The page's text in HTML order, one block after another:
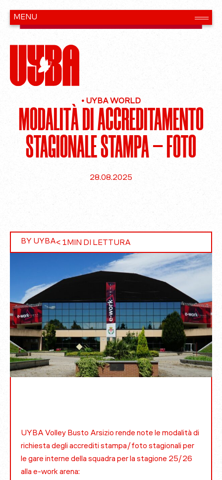
• UYBA WORLD
MODALITÀ DI ACCREDITAMENTO
STAGIONALE STAMPA – FOTO
28.08.2025
BY UYBA MIN DI LETTURA
< 1
UYBA Volley Busto Arsizio rende note le modalità di
richiesta degli accrediti stampa/foto stagionali per
le gare interne della squadra per la stagione 25/26
alla e-work arena: